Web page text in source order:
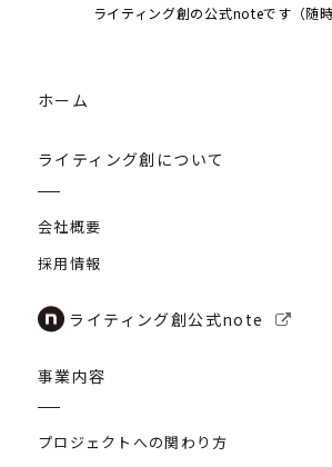
ライティング創の公式noteです（随時
ホーム
ライティング創について
会社概要
採用情報
ライティング創公式note
事業内容
プロジェクトへの関わり方